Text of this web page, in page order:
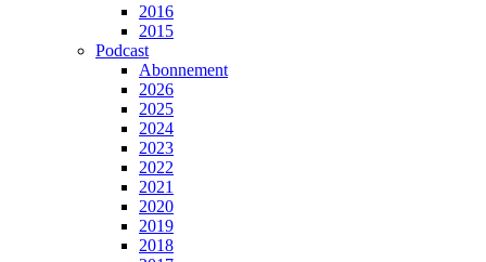
2016
2015
Podcast
Abonnement
2026
2025
2024
2023
2022
2021
2020
2019
2018